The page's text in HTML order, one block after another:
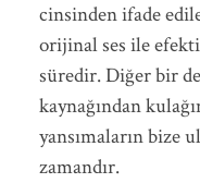
cinsinden ifade
orijinal ses ile
süredir. Diğer bir
kaynağından
yansımaların bize
zamandır.